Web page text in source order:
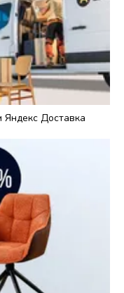
Яндекс Доставка